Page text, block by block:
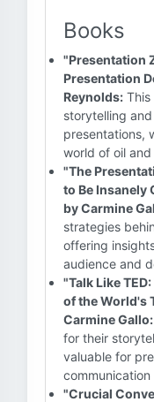
Books
"Presentation
Presentation
Reynolds: This
storytelling
presentations,
world of oil and
"The
to Be Insanely
by Carmine
strategies
offering
audience and
"Talk Like
of the World's
Carmine Gallo:
for their
valuable for
communication
"Crucial